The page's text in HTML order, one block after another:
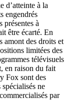
d’atteinte à la
engendrés
présentes à
être écarté. En
amont des droits et
limitées des
télévisuels
en raison du fait
Fox sont des
ne
par